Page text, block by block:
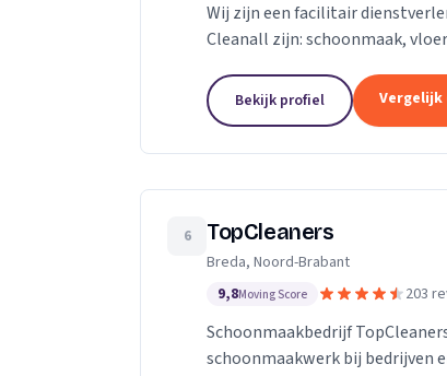
Wij zijn een facilitair
Cleanall zijn: schoonmaak,
Bekijk profiel
6 TopCleaners
Breda, Noord-Brabant
9,8Moving Score 203
Schoonmaakbedrijf
schoonmaakwerk bij bedrijven